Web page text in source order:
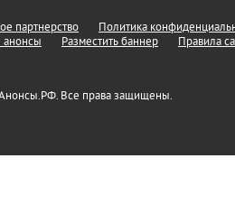
партнерство
Политика
Разместить баннер Правила
Все права защищены.